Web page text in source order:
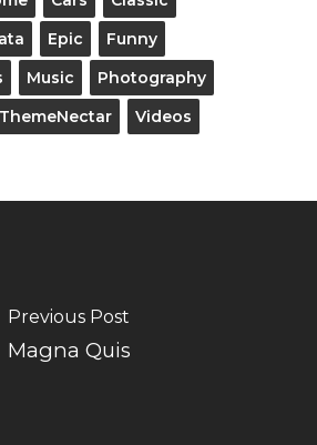
Epic
Funny
Music
Photography
ThemeNectar
Videos
Previous Post
Magna Quis